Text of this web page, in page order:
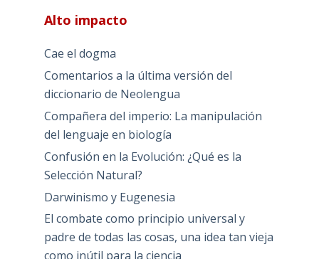
Alto impacto
Cae el dogma
Comentarios a la última versión del
diccionario de Neolengua
Compañera del imperio: La manipulación
del lenguaje en biología
Confusión en la Evolución: ¿Qué es la
Selección Natural?
Darwinismo y Eugenesia
El combate como principio universal y
padre de todas las cosas, una idea tan vieja
como inútil para la ciencia